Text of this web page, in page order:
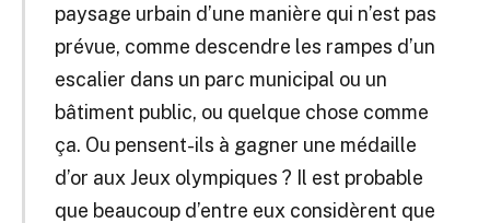
paysage urbain d’une manière qui n’est pas
prévue, comme descendre les rampes d’un
escalier dans un parc municipal ou un
bâtiment public, ou quelque chose comme
ça. Ou pensent-ils à gagner une médaille
d’or aux Jeux olympiques ? Il est probable
que beaucoup d’entre eux considèrent que